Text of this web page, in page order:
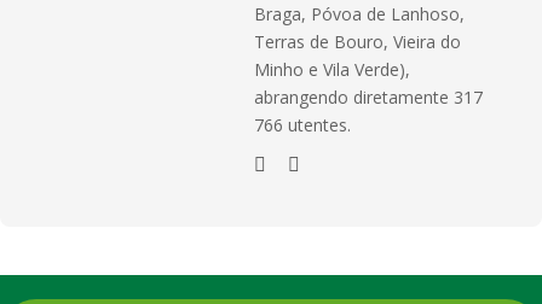
Braga, Póvoa de Lanhoso,
Terras de Bouro, Vieira do
Minho e Vila Verde),
abrangendo diretamente 317
766 utentes.